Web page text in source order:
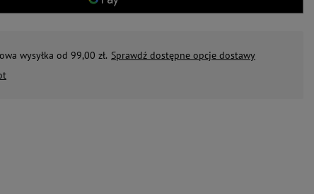
wysyłka od 99,00 zł. Sprawdź dostępne opcje dostawy